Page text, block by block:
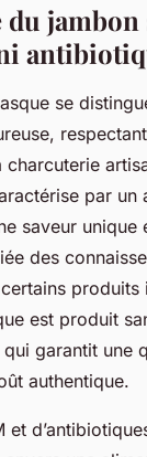
jambon
se
charcuterie
par un
saveur unique
des
produits
est produit
garantit une
authentique.
et